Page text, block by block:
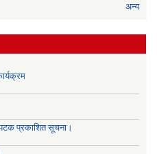
अन्य
पटक प्रकाशित सूचना।